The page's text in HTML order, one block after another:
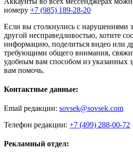
номеру +7 (985) 189-28-20
Если вы столкнулись с нарушениями
другой несправедливостью, хотите
информацию, поделиться видео или
требующими общего внимания,
удобным вам способом из указанных
вам помочь.
Контактные данные:
Email редакции: sovsek@sovsek.com
Телефон редакции: +7 (499) 288-00-72
Рекламный отдел: